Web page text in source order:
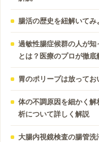
腸活の歴史を紐解いてみ
過敏性腸症候群の人が
とは？医療のプロが徹底
胃のポリープは放って
体の不調原因を細かく
析について詳しく解説
大腸内視鏡検査の腸管